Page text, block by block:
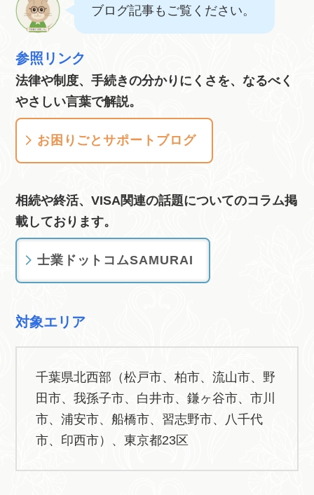
ブログ記事もご覧ください。
参照リンク
法律や制度、手続きの分かりにくさを、なるべく
やさしい言葉で解説。
お困りごとサポートブログ
相続や終活、VISA関連の話題についてのコラム掲
載しております。
士業ドットコムSAMURAI
対象エリア
千葉県北西部（松戸市、柏市、流山市、野
田市、我孫子市、白井市、鎌ヶ谷市、市川
市、浦安市、船橋市、習志野市、八千代
市、印西市）、東京都23区